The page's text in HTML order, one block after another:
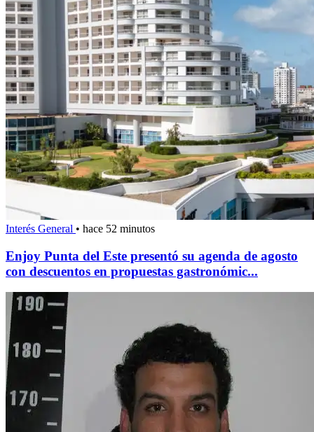
Interés General • hace 52 minutos
Enjoy Punta del Este presentó su agenda de agosto
con descuentos en propuestas gastronómic...